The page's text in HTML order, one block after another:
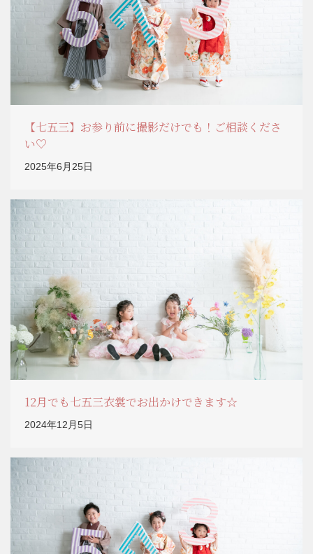
【七五三】お参り前に撮影だけでも！ご相談くださ
い♡
2025年6月25日
12月でも七五三衣裳でお出かけできます☆
2024年12月5日